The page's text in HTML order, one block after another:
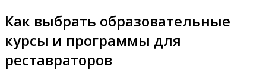
Как выбрать образовательные
курсы и программы для
реставраторов